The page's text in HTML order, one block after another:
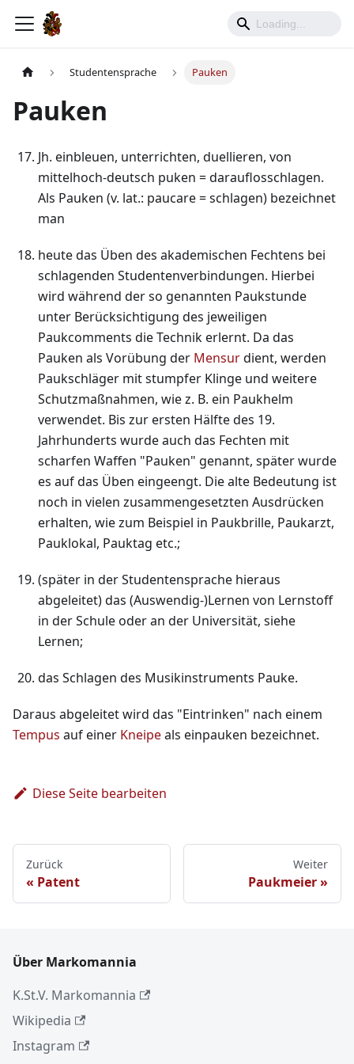
Studentensprache Pauken
Pauken
Jh. einbleuen, unterrichten, duellieren, von
mittelhoch-deutsch puken = darauflosschlagen.
Als Pauken (v. lat.: paucare = schlagen) bezeichnet
man
heute das Üben des akademischen Fechtens bei
schlagenden Studentenverbindungen. Hierbei
wird während der so genannten Paukstunde
unter Berücksichtigung des jeweiligen
Paukcomments die Technik erlernt. Da das
Pauken als Vorübung der Mensurdient, werden
Paukschläger mit stumpfer Klinge und weitere
Schutzmaßnahmen, wie z. B. ein Paukhelm
verwendet. Bis zur ersten Hälfte des 19.
Jahrhunderts wurde auch das Fechten mit
scharfen Waffen "Pauken" genannt, später wurde
es auf das Üben eingeengt. Die alte Bedeutung ist
noch in vielen zusammengesetzten Ausdrücken
erhalten, wie zum Beispiel in Paukbrille, Paukarzt,
Pauklokal, Pauktag etc.;
(später in der Studentensprache hieraus
abgeleitet) das (Auswendig-)Lernen von Lernstoff
in der Schule oder an der Universität, siehe
Lernen;
das Schlagen des Musikinstruments Pauke.
Daraus abgeleitet wird das "Eintrinken" nach einem
Tempus auf einer Kneipeals einpauken bezeichnet.
Diese Seite bearbeiten
Zurück
Patent
Weiter
Paukmeier
Über Markomannia
K.St.V. Markomannia
Wikipedia
Instagram